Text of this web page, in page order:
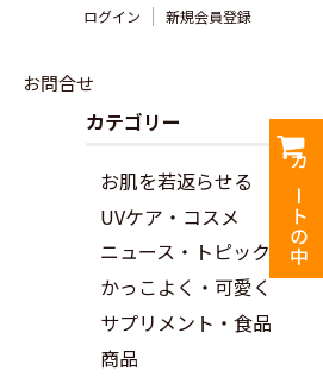
お問合せ
ログイン 新規会員登録
カートの中
カテゴリー
お肌を若返らせる
UVケア・コスメ
ニュース・トピックス
かっこよく・可愛く
サプリメント・食品
商品